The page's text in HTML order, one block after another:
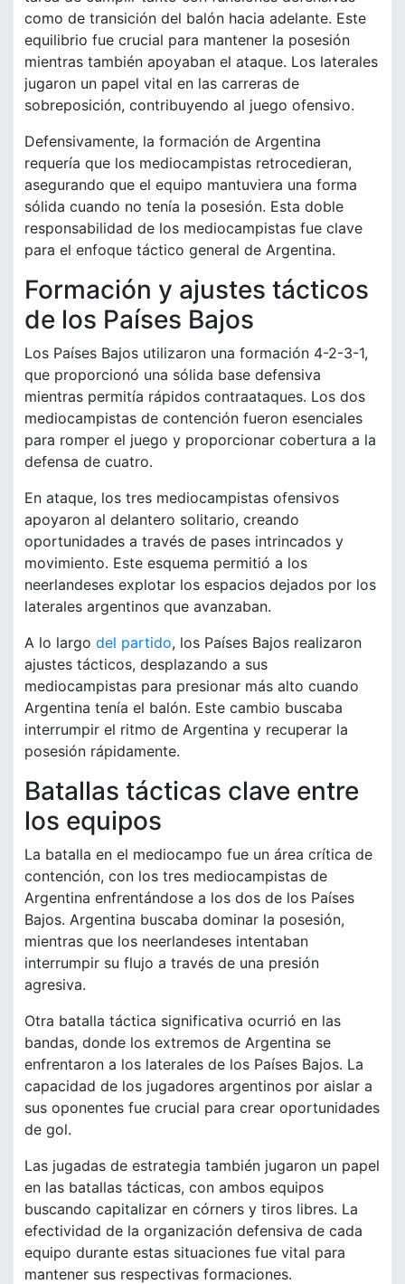
como de transición del balón hacia adelante. Este
equilibrio fue crucial para mantener la posesión
mientras también apoyaban el ataque. Los laterales
jugaron un papel vital en las carreras de
sobreposición, contribuyendo al juego ofensivo.
Defensivamente, la formación de Argentina
requería que los mediocampistas retrocedieran,
asegurando que el equipo mantuviera una forma
sólida cuando no tenía la posesión. Esta doble
responsabilidad de los mediocampistas fue clave
para el enfoque táctico general de Argentina.
Formación y ajustes tácticos
de los Países Bajos
Los Países Bajos utilizaron una formación 4-2-3-1,
que proporcionó una sólida base defensiva
mientras permitía rápidos contraataques. Los dos
mediocampistas de contención fueron esenciales
para romper el juego y proporcionar cobertura a la
defensa de cuatro.
En ataque, los tres mediocampistas ofensivos
apoyaron al delantero solitario, creando
oportunidades a través de pases intrincados y
movimiento. Este esquema permitió a los
neerlandeses explotar los espacios dejados por los
laterales argentinos que avanzaban.
A lo largo del partido, los Países Bajos realizaron
ajustes tácticos, desplazando a sus
mediocampistas para presionar más alto cuando
Argentina tenía el balón. Este cambio buscaba
interrumpir el ritmo de Argentina y recuperar la
posesión rápidamente.
Batallas tácticas clave entre
los equipos
La batalla en el mediocampo fue un área crítica de
contención, con los tres mediocampistas de
Argentina enfrentándose a los dos de los Países
Bajos. Argentina buscaba dominar la posesión,
mientras que los neerlandeses intentaban
interrumpir su flujo a través de una presión
agresiva.
Otra batalla táctica significativa ocurrió en las
bandas, donde los extremos de Argentina se
enfrentaron a los laterales de los Países Bajos. La
capacidad de los jugadores argentinos por aislar a
sus oponentes fue crucial para crear oportunidades
de gol.
Las jugadas de estrategia también jugaron un papel
en las batallas tácticas, con ambos equipos
buscando capitalizar en córners y tiros libres. La
efectividad de la organización defensiva de cada
equipo durante estas situaciones fue vital para
mantener sus respectivas formaciones.